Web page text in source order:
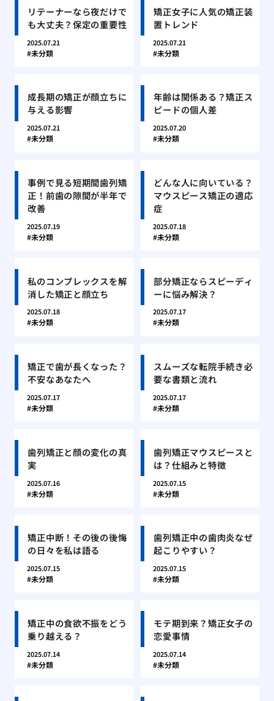
リテーナーなら夜だけで
も大丈夫？保定の重要性
2025.07.21
未分類
矯正女子に人気の矯正装
置トレンド
2025.07.21
未分類
成長期の矯正が顔立ちに
与える影響
2025.07.21
未分類
年齢は関係ある？矯正ス
ピードの個人差
2025.07.20
未分類
事例で見る短期間歯列矯
正！前歯の隙間が半年で
改善
2025.07.19
未分類
どんな人に向いている？
マウスピース矯正の適応
症
2025.07.18
未分類
私のコンプレックスを解
消した矯正と顔立ち
2025.07.18
未分類
部分矯正ならスピーディ
ーに悩み解決？
2025.07.17
未分類
矯正で歯が長くなった？
不安なあなたへ
2025.07.17
未分類
スムーズな転院手続き必
要な書類と流れ
2025.07.17
未分類
歯列矯正と顔の変化の真
実
2025.07.16
未分類
歯列矯正マウスピースと
は？仕組みと特徴
2025.07.15
未分類
矯正中断！その後の後悔
の日々を私は語る
2025.07.15
未分類
歯列矯正中の歯肉炎なぜ
起こりやすい？
2025.07.15
未分類
矯正中の食欲不振をどう
乗り越える？
2025.07.14
未分類
モテ期到来？矯正女子の
恋愛事情
2025.07.14
未分類